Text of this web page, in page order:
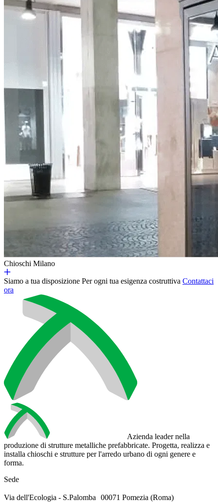
Chioschi Milano
Siamo a tua disposizione Per ogni tua esigenza costruttiva Contattaci
ora
Azienda leader nella
produzione di strutture metalliche prefabbricate. Progetta, realizza e
installa chioschi e strutture per l'arredo urbano di ogni genere e
forma.
Sede
Via dell'Ecologia - S.Palomba 00071 Pomezia (Roma)